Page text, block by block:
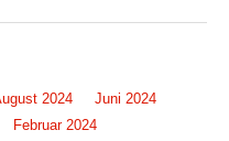
2024
Juni 2024
Februar 2024